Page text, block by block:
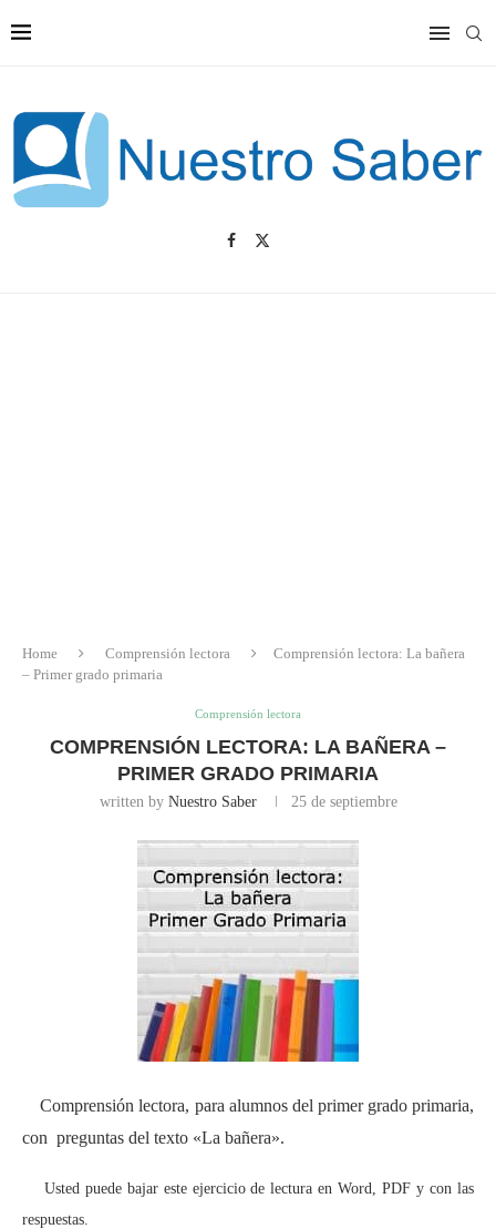
Home Comprensión lectora
Comprensión lectora: La bañera
– Primer grado primaria
Comprensión lectora
COMPRENSIÓN LECTORA: LA BAÑERA –
PRIMER GRADO PRIMARIA
written by Nuestro Saber 25 de septiembre
Comprensión lectora, para alumnos del primer grado primaria,
con preguntas del texto «La bañera».
Usted puede bajar este ejercicio de lectura en Word, PDF y con las
respuestas.